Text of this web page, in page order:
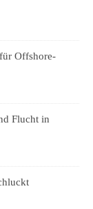
Offshore-
Flucht in